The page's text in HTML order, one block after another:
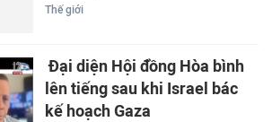
Thế giới
Đại diện Hội đồng Hòa bình
lên tiếng sau khi Israel bác
kế hoạch Gaza